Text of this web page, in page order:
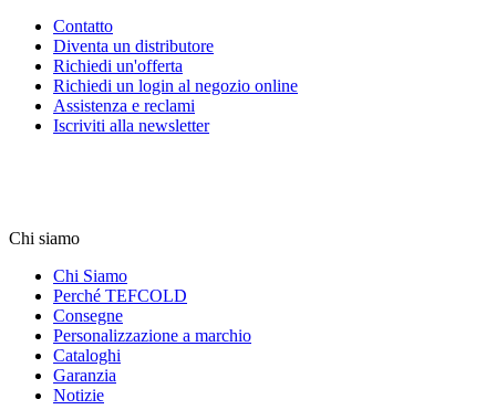
Contatto
Diventa un distributore
Richiedi un'offerta
Richiedi un login al negozio online
Assistenza e reclami
Iscriviti alla newsletter
Chi siamo
Chi Siamo
Perché TEFCOLD
Consegne
Personalizzazione a marchio
Cataloghi
Garanzia
Notizie